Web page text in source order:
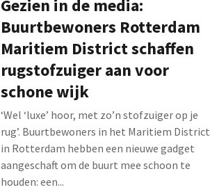
Gezien in de media:
Buurtbewoners Rotterdam
Maritiem District schaffen
rugstofzuiger aan voor
schone wijk
‘Wel ‘luxe’ hoor, met zo’n stofzuiger op je
rug’. Buurtbewoners in het Maritiem District
in Rotterdam hebben een nieuwe gadget
aangeschaft om de buurt mee schoon te
houden: een...